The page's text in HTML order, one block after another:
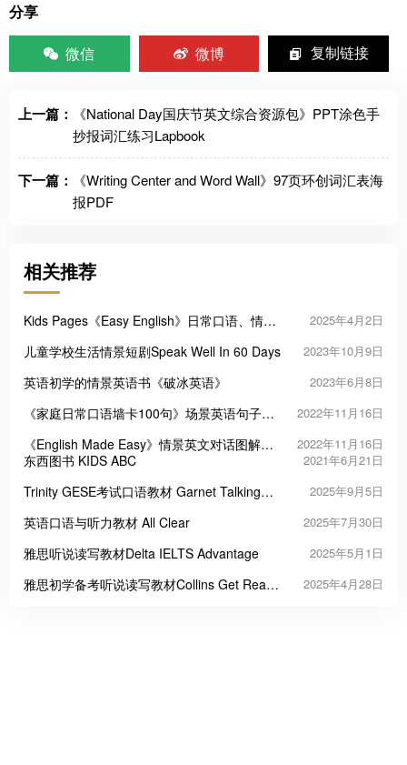
分享
微信
微博 复制链接
上一篇：
《National Day国庆节英文综合资源包》PPT涂色手
抄报词汇练习Lapbook
下一篇：
《Writing Center and Word Wall》97页环创词汇表海
报PDF
相关推荐
Kids Pages《Easy English》日常口语、情景
2025年4月2日
儿童学校生活情景短剧Speak Well In 60 Days 2023年10月9日
英语初学的情景英语书《破冰英语》 2023年6月8日
《家庭日常口语墙卡100句》场景英语句子对
2022年11月16日
《English Made Easy》情景英文对话图解英
语两册
2022年11月16日
东西图书 KIDS ABC 2021年6月21日
Trinity GESE考试口语教材 Garnet Talking
2025年9月5日
英语口语与听力教材 All Clear 2025年7月30日
雅思听说读写教材Delta IELTS Advantage 2025年5月1日
雅思初学备考听说读写教材Collins Get Ready
2025年4月28日